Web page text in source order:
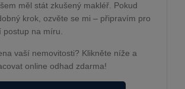
měl stát zkušený makléř. Pokud
krok, ozvěte se mi – připravím pro
na míru.
vaší nemovitosti? Klikněte níže a
online odhad zdarma!